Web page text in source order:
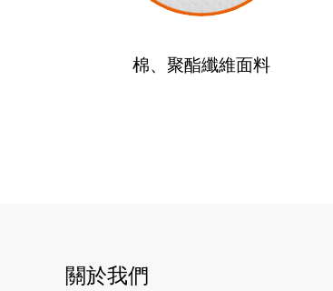
棉、聚酯纖維面料
關於我們